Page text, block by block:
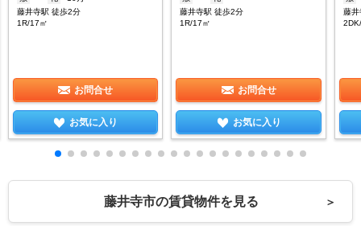
藤井寺駅 徒歩2分
1R/17㎡
お問合せ
お気に入り
藤井寺駅 徒歩2分
1R/17㎡
お問合せ
お気に入り
藤井
藤井寺市の賃貸物件を見る ＞